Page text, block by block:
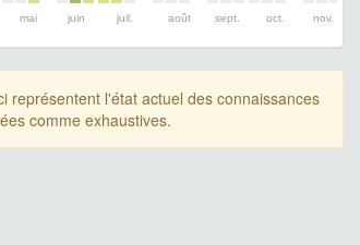
mai juin juil. août sept. oct. nov.
représentent l'état actuel des connaissances
comme exhaustives.